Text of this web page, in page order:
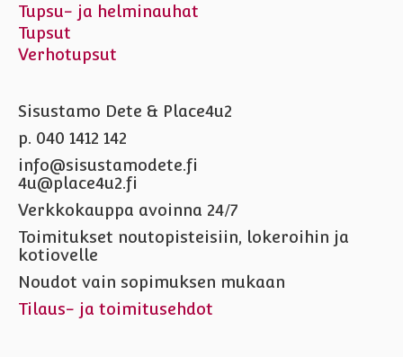
Tupsu- ja helminauhat
Tupsut
Verhotupsut
Sisustamo Dete & Place4u2
p. 040 1412 142
info@sisustamodete.fi
4u@place4u2.fi
Verkkokauppa avoinna 24/7
Toimitukset noutopisteisiin, lokeroihin ja
kotiovelle
Noudot vain sopimuksen mukaan
Tilaus- ja toimitusehdot